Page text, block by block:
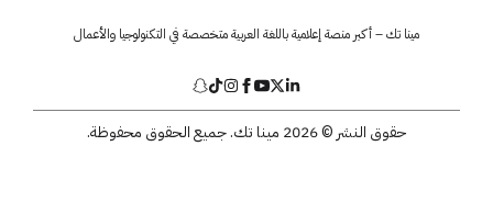
مينا تك – أكبر منصة إعلامية باللغة العربية متخصصة في التكنولوجيا والأعمال
حقوق النشر © 2026 مينا تك. جميع الحقوق محفوظة.